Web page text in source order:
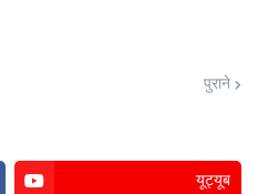
पुराने
यूट्यूब